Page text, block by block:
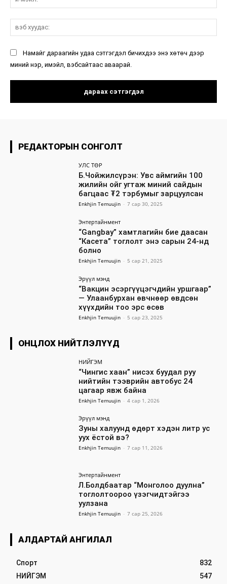
Намайг дараагийн удаа сэтгэгдэл бичихдээ энэ хөтөч дээр
миний нэр, имэйл, вэбсайтаас аваарай.
РЕДАКТОРЫН СОНГОЛТ
УЛС ТӨР
Б.Чойжилсүрэн: Увс аймгийн 100
жилийн ойг угтаж миний сайдын
багцаас ₮2 тэрбумыг зарцуулсан
Enkhjin Temuujin - 7 сар 30, 2025
Энтертайнмент
“Gangbay” хамтлагийн бие даасан
“Касета” тоглолт энэ сарын 24-нд
болно
Enkhjin Temuujin - 5 сар 21, 2025
Эрүүл мэнд
“Вакцин эсэргүүцэгчдийн уршгаар”
— Улаанбурхан өвчнөөр өвдсөн
хүүхдийн тоо эрс өсөв
Enkhjin Temuujin - 5 сар 23, 2025
ОНЦЛОХ НИЙТЛЭЛҮҮД
НИЙГЭМ
“Чингис хаан” нисэх буудал руу
нийтийн тээврийн автобус 24
цагаар явж байна
Enkhjin Temuujin - 4 сар 1, 2026
Эрүүл мэнд
Зуны халуунд өдөрт хэдэн литр ус
уух ёстой вэ?
Enkhjin Temuujin - 7 сар 11, 2026
Энтертайнмент
Л.Болдбаатар “Монголоо дуулна”
тоглолтоороо үзэгчидтэйгээ
уулзана
Enkhjin Temuujin - 7 сар 25, 2026
АЛДАРТАЙ АНГИЛАЛ
Спорт
832
НИЙГЭМ
547